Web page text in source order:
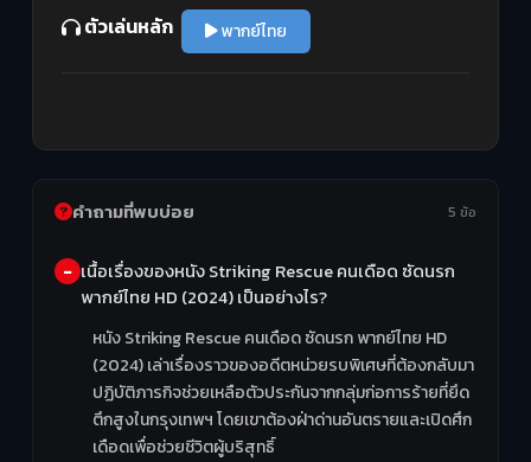
ตัวเล่นหลัก พากย์ไทย
คำถามที่พบบ่อย 5 ข้อ
เนื้อเรื่องของหนัง Striking Rescue คนเดือด ซัดนรก
พากย์ไทย HD (2024) เป็นอย่างไร?
หนัง Striking Rescue คนเดือด ซัดนรก พากย์ไทย HD
(2024) เล่าเรื่องราวของอดีตหน่วยรบพิเศษที่ต้องกลับมา
ปฏิบัติภารกิจช่วยเหลือตัวประกันจากกลุ่มก่อการร้ายที่ยึด
ตึกสูงในกรุงเทพฯ โดยเขาต้องฝ่าด่านอันตรายและเปิดศึก
เดือดเพื่อช่วยชีวิตผู้บริสุทธิ์